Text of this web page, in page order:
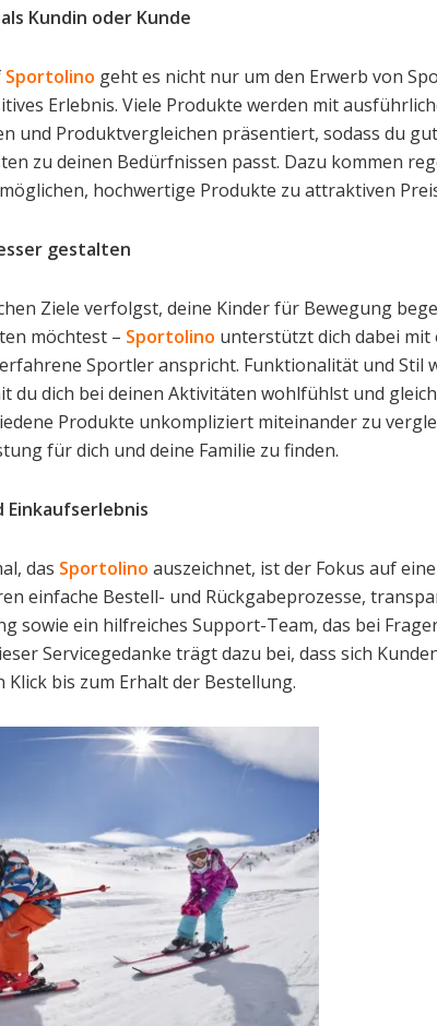
Kundin oder Kunde
Sportolino geht es nicht nur um den Erwerb von
Erlebnis. Viele Produkte werden mit
und Produktvergleichen präsentiert, sodass du
zu deinen Bedürfnissen passt. Dazu kommen
hochwertige Produkte zu attraktiven
gestalten
Ziele verfolgst, deine Kinder für Bewegung
möchtest – Sportolino unterstützt dich dabei mit
Sportler anspricht. Funktionalität und Stil
du dich bei deinen Aktivitäten wohlfühlst und
Produkte unkompliziert miteinander zu
für dich und deine Familie zu finden.
Einkaufserlebnis
das Sportolino auszeichnet, ist der Fokus auf
einfache Bestell- und Rückgabeprozesse,
sowie ein hilfreiches Support-Team, das bei
Servicegedanke trägt dazu bei, dass sich
bis zum Erhalt der Bestellung.